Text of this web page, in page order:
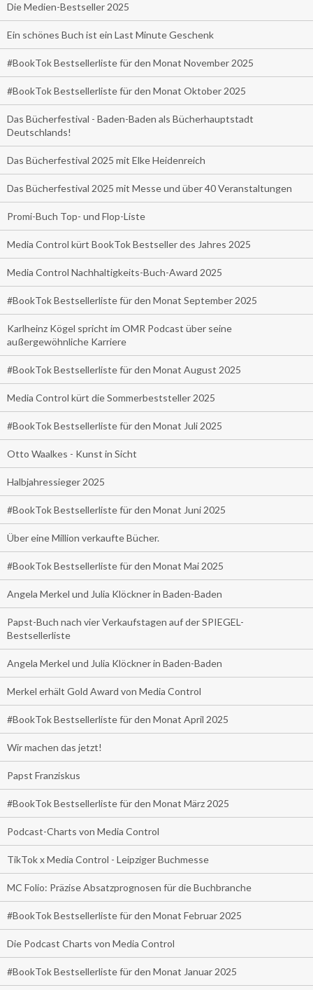
Die Medien-Bestseller 2025
Ein schönes Buch ist ein Last Minute Geschenk
#BookTok Bestsellerliste für den Monat November 2025
#BookTok Bestsellerliste für den Monat Oktober 2025
Das Bücherfestival - Baden-Baden als Bücherhauptstadt
Deutschlands!
Das Bücherfestival 2025 mit Elke Heidenreich
Das Bücherfestival 2025 mit Messe und über 40 Veranstaltungen
Promi-Buch Top- und Flop-Liste
Media Control kürt BookTok Bestseller des Jahres 2025
Media Control Nachhaltigkeits-Buch-Award 2025
#BookTok Bestsellerliste für den Monat September 2025
Karlheinz Kögel spricht im OMR Podcast über seine
außergewöhnliche Karriere
#BookTok Bestsellerliste für den Monat August 2025
Media Control kürt die Sommerbeststeller 2025
#BookTok Bestsellerliste für den Monat Juli 2025
Otto Waalkes - Kunst in Sicht
Halbjahressieger 2025
#BookTok Bestsellerliste für den Monat Juni 2025
Über eine Million verkaufte Bücher.
#BookTok Bestsellerliste für den Monat Mai 2025
Angela Merkel und Julia Klöckner in Baden-Baden
Papst-Buch nach vier Verkaufstagen auf der SPIEGEL-
Bestsellerliste
Angela Merkel und Julia Klöckner in Baden-Baden
Merkel erhält Gold Award von Media Control
#BookTok Bestsellerliste für den Monat April 2025
Wir machen das jetzt!
Papst Franziskus
#BookTok Bestsellerliste für den Monat März 2025
Podcast-Charts von Media Control
TikTok x Media Control - Leipziger Buchmesse
MC Folio: Präzise Absatzprognosen für die Buchbranche
#BookTok Bestsellerliste für den Monat Februar 2025
Die Podcast Charts von Media Control
#BookTok Bestsellerliste für den Monat Januar 2025